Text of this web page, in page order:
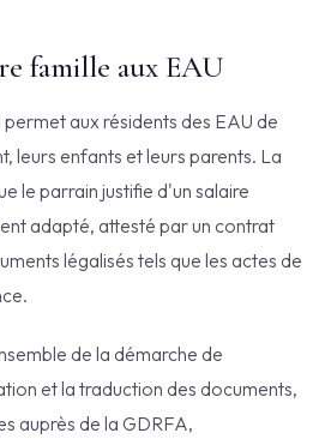
famille aux EAU
aux résidents des EAU de
leurs enfants et leurs parents. La
le parrain justifie d'un salaire
adapté, attesté par un contrat
légalisés tels que les actes de
de la démarche de
et la traduction des documents,
auprès de la GDRFA,